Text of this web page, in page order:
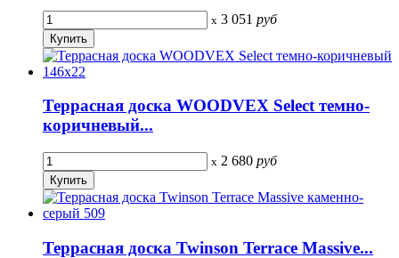
x 3 051 руб
Террасная доска WOODVEX Select темно-
коричневый...
x 2 680 руб
Террасная доска Twinson Terrace Massive...